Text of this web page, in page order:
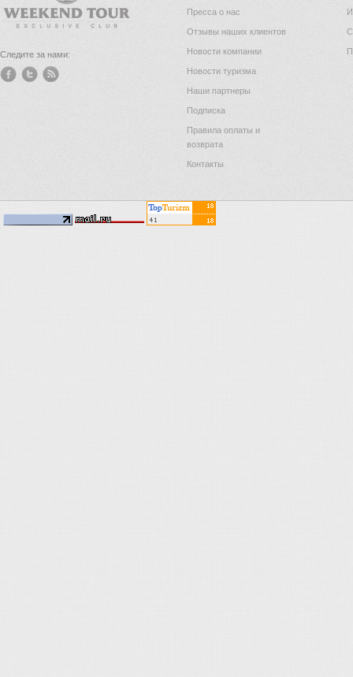
Следите за нами:
Пресса о нас
Отзывы наших клиентов
Новости компании
Новости туризма
Наши партнеры
Подписка
Правила оплаты и
возврата
Контакты